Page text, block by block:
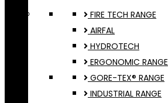
FIRE TECH RANGE
AIRFAL
HYDROTECH
ERGONOMIC RANGE
GORE-TEX® RANGE
INDUSTRIAL RANGE